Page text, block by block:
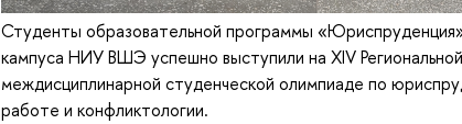
Студенты образовательной программы
кампуса НИУ ВШЭ успешно выступили на XIV Региональной
междисциплинарной студенческой олимпиаде по
работе и конфликтологии.